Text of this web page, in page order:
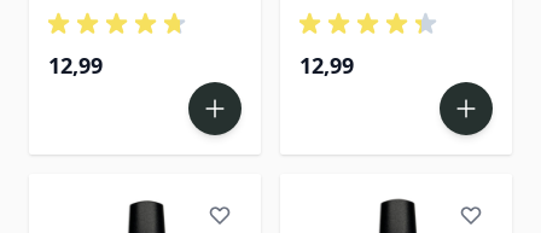
12,99 12,99